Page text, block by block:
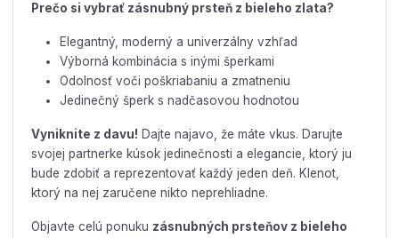
Prečo si vybrať zásnubný prsteň z bieleho zlata?
Elegantný, moderný a univerzálny vzhľad
Výborná kombinácia s inými šperkami
Odolnosť voči poškriabaniu a zmatneniu
Jedinečný šperk s nadčasovou hodnotou
Vyniknite z davu! Dajte najavo, že máte vkus. Darujte
svojej partnerke kúsok jedinečnosti a elegancie, ktorý ju
bude zdobiť a reprezentovať každý jeden deň. Klenot,
ktorý na nej zaručene nikto neprehliadne.
Objavte celú ponuku zásnubných prsteňov z bieleho